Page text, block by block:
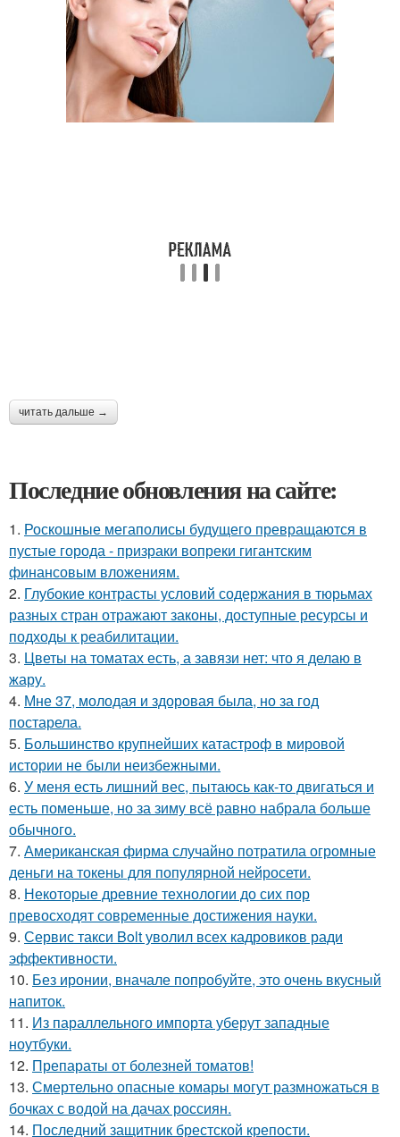
читать дальше →
Последние обновления на сайте:
1. Роскошные мегаполисы будущего превращаются в
пустые города - призраки вопреки гигантским
финансовым вложениям.
2. Глубокие контрасты условий содержания в тюрьмах
разных стран отражают законы, доступные ресурсы и
подходы к реабилитации.
3. Цветы на томатах есть, а завязи нет: что я делаю в
жару.
4. Мне 37, молодая и здоровая была, но за год
постарела.
5. Большинство крупнейших катастроф в мировой
истории не были неизбежными.
6. У меня есть лишний вес, пытаюсь как-то двигаться и
есть поменьше, но за зиму всё равно набрала больше
обычного.
7. Американская фирма случайно потратила огромные
деньги на токены для популярной нейросети.
8. Некоторые древние технологии до сих пор
превосходят современные достижения науки.
9. Сервис такси Bolt уволил всех кадровиков ради
эффективности.
10. Без иронии, вначале попробуйте, это очень вкусный
напиток.
11. Из параллельного импорта уберут западные
ноутбуки.
12. Препараты от болезней томатов!
13. Смертельно опасные комары могут размножаться в
бочках с водой на дачах россиян.
14. Последний защитник брестской крепости.